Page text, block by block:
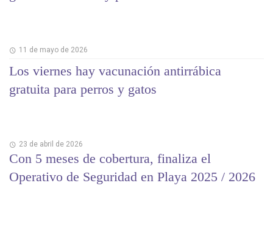
11 de mayo de 2026
Los viernes hay vacunación antirrábica
gratuita para perros y gatos
23 de abril de 2026
Con 5 meses de cobertura, finaliza el
Operativo de Seguridad en Playa 2025 / 2026